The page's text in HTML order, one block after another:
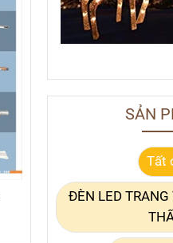
SẢN
Tất
ĐÈN LED